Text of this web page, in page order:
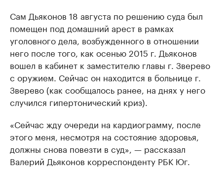
Сам Дьяконов 18 августа по решению суда был
помещен под домашний арест в рамках
уголовного дела, возбужденного в отношении
него после того, как осенью 2015 г. Дьяконов
вошел в кабинет к заместителю главы г. Зверево
с оружием. Сейчас он находится в больнице г.
Зверево (как сообщалось ранее, на днях у него
случился гипертонический криз).
«Сейчас жду очереди на кардиограмму, после
этого меня, несмотря на состояние здоровья,
должны снова повезти в суд», — рассказал
Валерий Дьяконов корреспонденту РБК Юг.